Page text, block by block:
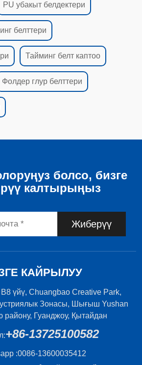
PU убакыт белдектери
белттери
Тайминг белт каптоо
Фолдер глур белттери
болсо, бизге
калтырыңыз
Жиберүү
КАЙРЫЛУУ
B8 үйү, Chuangbao Creative Park,
Зонасы, Шығыш Yushan
району, Гуанджоу, Қытайдан
+86-13725100582
:0086-13600035412